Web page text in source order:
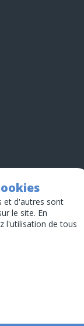
et d'autres sont
le site. En
l'utilisation de tous